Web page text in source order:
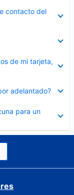
contacto del
de mi tarjeta,
adelantado?
para un